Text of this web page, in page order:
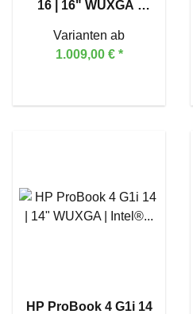
16 | 16" WUXGA |
Varianten ab
1.009,00 € *
HP ProBook 4 G1i 14